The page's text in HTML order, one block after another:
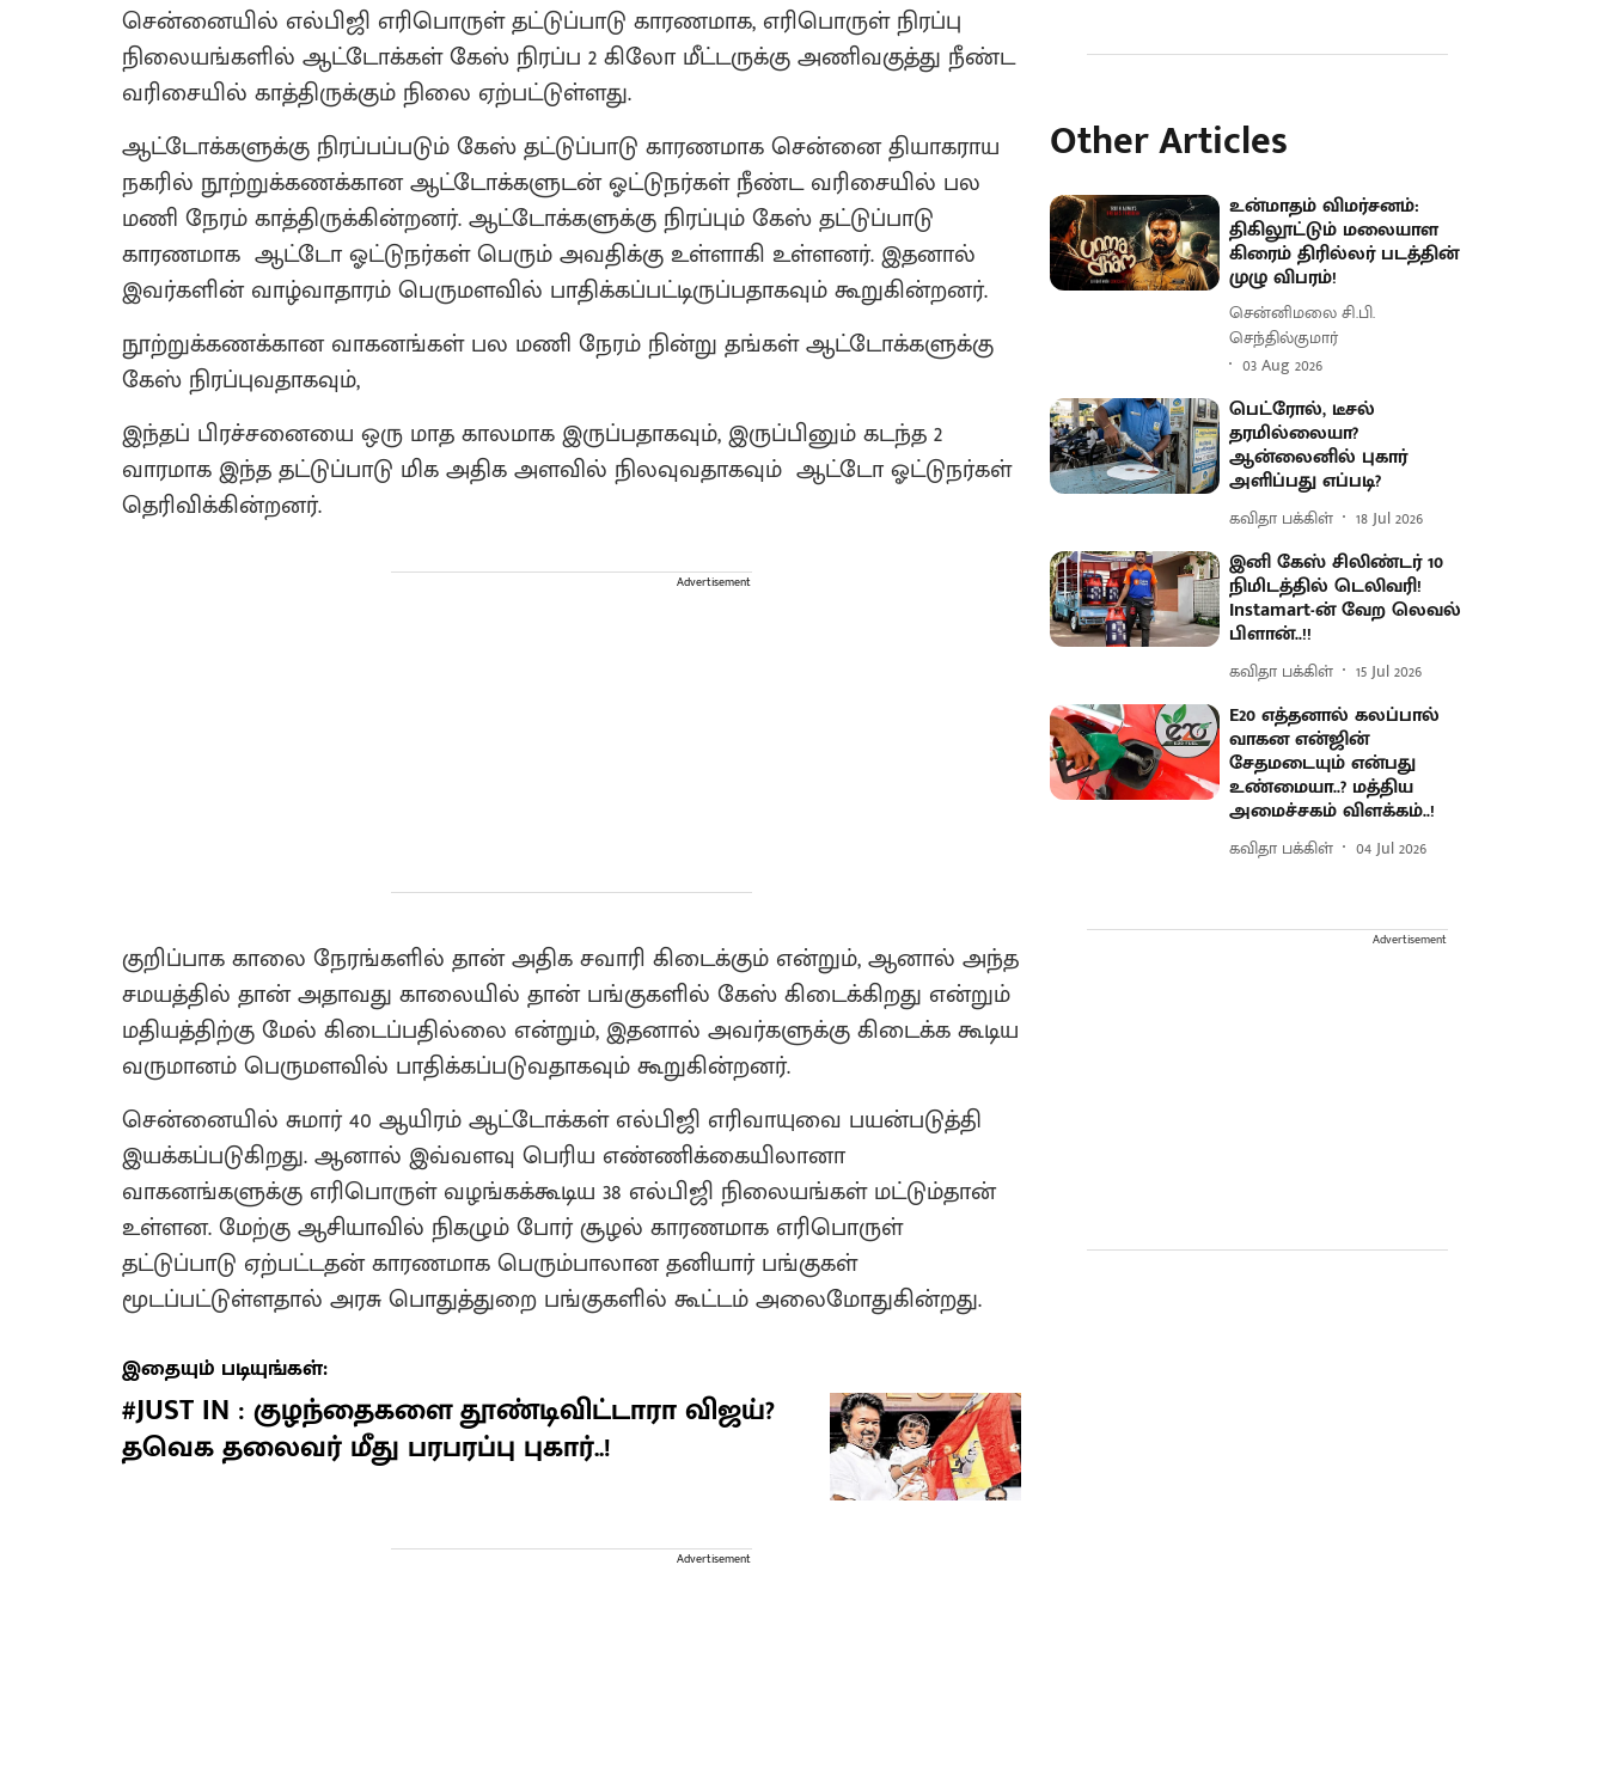
சென்னையில் எல்பிஜி எரிபொருள் தட்டுப்பாடு காரணமாக, எரிபொருள் நிரப்பு
நிலையங்களில் ஆட்டோக்கள் கேஸ் நிரப்ப 2 கிலோ மீட்டருக்கு அணிவகுத்து நீண்ட
வரிசையில் காத்திருக்கும் நிலை ஏற்பட்டுள்ளது.
ஆட்டோக்களுக்கு நிரப்பப்படும் கேஸ் தட்டுப்பாடு காரணமாக சென்னை தியாகராய
நகரில் நூற்றுக்கணக்கான ஆட்டோக்களுடன் ஓட்டுநர்கள் நீண்ட வரிசையில் பல
மணி நேரம் காத்திருக்கின்றனர். ஆட்டோக்களுக்கு நிரப்பும் கேஸ் தட்டுப்பாடு
காரணமாக ஆட்டோ ஓட்டுநர்கள் பெரும் அவதிக்கு உள்ளாகி உள்ளனர். இதனால்
இவர்களின் வாழ்வாதாரம் பெருமளவில் பாதிக்கப்பட்டிருப்பதாகவும் கூறுகின்றனர்.
நூற்றுக்கணக்கான வாகனங்கள் பல மணி நேரம் நின்று தங்கள் ஆட்டோக்களுக்கு
கேஸ் நிரப்புவதாகவும்,
இந்தப் பிரச்சனையை ஒரு மாத காலமாக இருப்பதாகவும், இருப்பினும் கடந்த 2
வாரமாக இந்த தட்டுப்பாடு மிக அதிக அளவில் நிலவுவதாகவும் ஆட்டோ ஓட்டுநர்கள்
தெரிவிக்கின்றனர்.
Advertisement
குறிப்பாக காலை நேரங்களில் தான் அதிக சவாரி கிடைக்கும் என்றும், ஆனால் அந்த
சமயத்தில் தான் அதாவது காலையில் தான் பங்குகளில் கேஸ் கிடைக்கிறது என்றும்
மதியத்திற்கு மேல் கிடைப்பதில்லை என்றும், இதனால் அவர்களுக்கு கிடைக்க கூடிய
வருமானம் பெருமளவில் பாதிக்கப்படுவதாகவும் கூறுகின்றனர்.
சென்னையில் சுமார் 40 ஆயிரம் ஆட்டோக்கள் எல்பிஜி எரிவாயுவை பயன்படுத்தி
இயக்கப்படுகிறது. ஆனால் இவ்வளவு பெரிய எண்ணிக்கையிலானா
வாகனங்களுக்கு எரிபொருள் வழங்கக்கூடிய 38 எல்பிஜி நிலையங்கள் மட்டும்தான்
உள்ளன. மேற்கு ஆசியாவில் நிகழும் போர் சூழல் காரணமாக எரிபொருள்
தட்டுப்பாடு ஏற்பட்டதன் காரணமாக பெரும்பாலான தனியார் பங்குகள்
மூடப்பட்டுள்ளதால் அரசு பொதுத்துறை பங்குகளில் கூட்டம் அலைமோதுகின்றது.
இதையும் படியுங்கள்:
#JUST IN : குழந்தைகளை தூண்டிவிட்டாரா விஜய்?
தவெக தலைவர் மீது பரபரப்பு புகார்..!
Advertisement
Other Articles
உன்மாதம் விமர்சனம்:
திகிலூட்டும் மலையாள
கிரைம் திரில்லர் படத்தின்
முழு விபரம்!
சென்னிமலை சி.பி.
செந்தில்குமார்
03 Aug 2026
பெட்ரோல், டீசல்
தரமில்லையா?
ஆன்லைனில் புகார்
அளிப்பது எப்படி?
கவிதா பக்கிள் 18 Jul 2026
இனி கேஸ் சிலிண்டர் 10
நிமிடத்தில் டெலிவரி!
Instamart-ன் வேற லெவல்
பிளான்..!!
கவிதா பக்கிள் 15 Jul 2026
E20 எத்தனால் கலப்பால்
வாகன என்ஜின்
சேதமடையும் என்பது
உண்மையா..? மத்திய
அமைச்சகம் விளக்கம்..!
கவிதா பக்கிள் 04 Jul 2026
Advertisement